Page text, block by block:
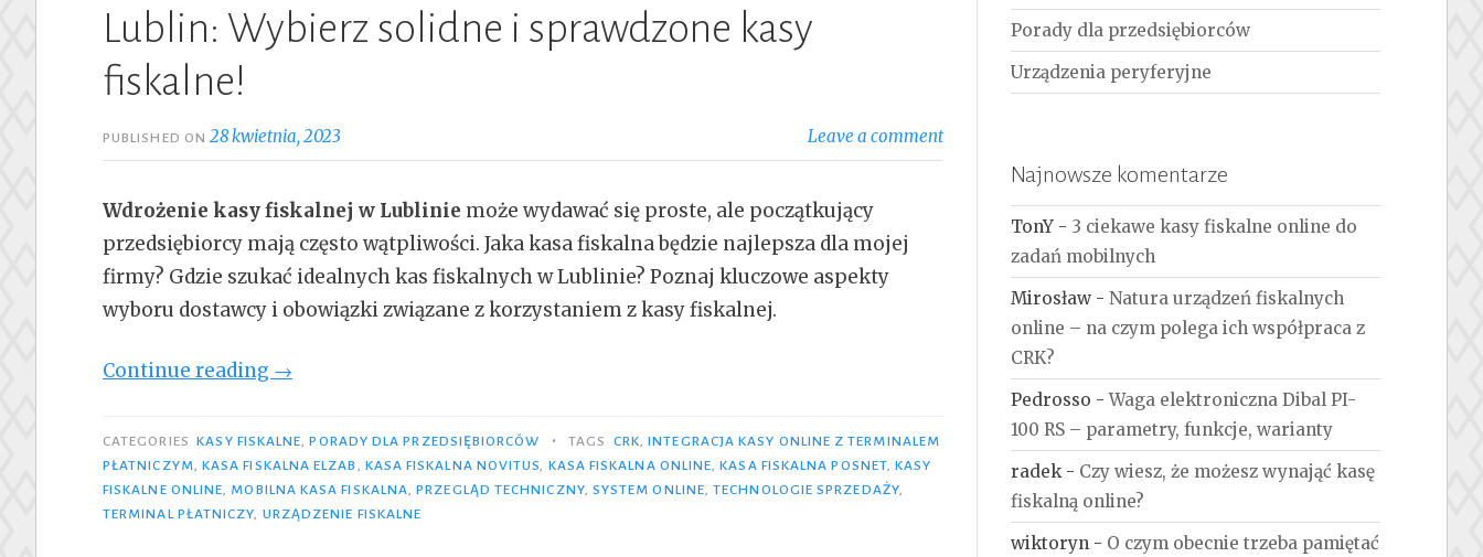
Lublin: Wybierz solidne i sprawdzone kasy
fiskalne!
PUBLISHED ON28 kwietnia, 2023 Leave a comment
Wdrożenie kasy fiskalnej w Lublinie może wydawać się proste, ale początkujący
przedsiębiorcy mają często wątpliwości. Jaka kasa fiskalna będzie najlepsza dla mojej
firmy? Gdzie szukać idealnych kas fiskalnych w Lublinie? Poznaj kluczowe aspekty
wyboru dostawcy i obowiązki związane z korzystaniem z kasy fiskalnej.
Continue reading „Lublin:
solidne
i
sprawdzone
→
CATEGORIES KASY FISKALNE,PORADY DLA PRZEDSIĘBIORCÓW • TAGS CRK,INTEGRACJA KASY ONLINE Z TERMINALEM
PŁATNICZYM, KASA FISKALNA ELZAB , KASA FISKALNA NOVITUS, KASA FISKALNA ONLINE,KASA FISKALNA POSNET,KASY
FISKALNE ONLINE, MOBILNA KASA FISKALNA,PRZEGLĄD TECHNICZNY, SYSTEM ONLINE,TECHNOLOGIE SPRZEDAŻY,
TERMINAL PŁATNICZY, URZĄDZENIE FISKALNE
Porady dla przedsiębiorców
Urządzenia peryferyjne
Najnowsze komentarze
TonY - 3 ciekawe kasy fiskalne online do
zadań mobilnych
Mirosław -Natura urządzeń fiskalnych
online – na czym polega ich współpraca z
CRK?
Pedrosso -Waga elektroniczna Dibal PI-
100 RS – parametry, funkcje, warianty
radek- Czy wiesz, że możesz wynająć kasę
fiskalną online?
wiktoryn - O czym obecnie trzeba pamiętać